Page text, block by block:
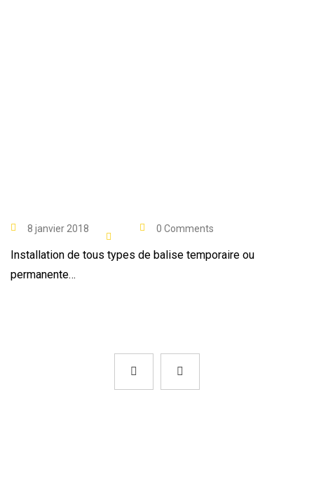
8 janvier 2018 0 Comments
Installation de tous types de balise temporaire ou
permanente…